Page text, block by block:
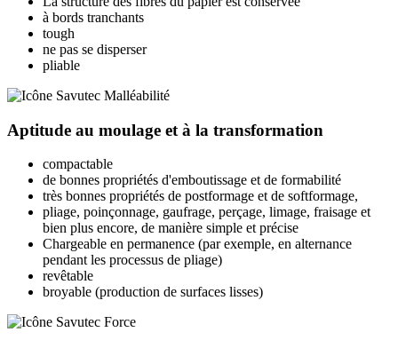
à bords tranchants
tough
ne pas se disperser
pliable
Aptitude au moulage et à la transformation
compactable
de bonnes propriétés d'emboutissage et de formabilité
très bonnes propriétés de postformage et de softformage,
pliage, poinçonnage, gaufrage, perçage, limage, fraisage et
bien plus encore, de manière simple et précise
Chargeable en permanence (par exemple, en alternance
pendant les processus de pliage)
revêtable
broyable (production de surfaces lisses)